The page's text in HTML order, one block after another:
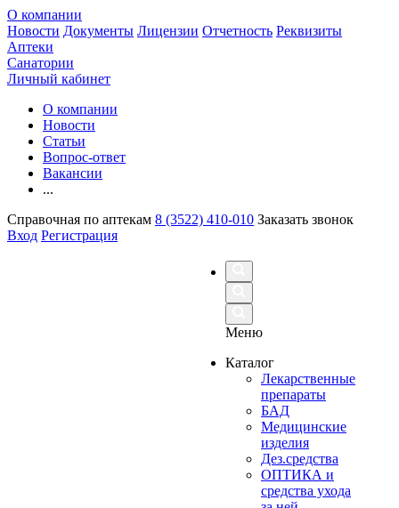
О компании
Новости Документы Лицензии Отчетность Реквизиты
Аптеки
Санатории
Личный кабинет
О компании
Новости
Статьи
Вопрос-ответ
Вакансии
...
Справочная по аптекам 8 (3522) 410-010 Заказать звонок
Вход Регистрация
Меню
Каталог
Лекарственные
препараты
БАД
Медицинские
изделия
Дез.средства
ОПТИКА и
средства ухода